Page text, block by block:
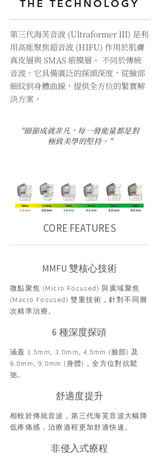
THE TECHNOLOGY
第三代海芙音波 (Ultraformer III) 是利
用高能聚焦超音波 (HIFU) 作用於肌膚
真皮層與 SMAS 筋膜層。 不同於傳統
音波，它具備廣泛的探頭深度，從臉部
細紋到身體曲線，提供全方位的緊實解
決方案。
"細節成就非凡，每一發能量都是對
極致美學的堅持。"
CORE FEATURES
MMFU 雙核心技術
微點聚焦 (Micro Focused) 與廣域聚焦
(Macro Focused) 雙重技術，針對不同層
次精準治療。
6 種深度探頭
涵蓋 1.5mm, 3.0mm, 4.5mm (臉部) 及
6.0mm, 9.0mm (身體)，全方位對抗鬆
弛。
舒適度提升
相較於傳統音波，第三代海芙音波大幅降
低疼痛感，治療過程更加舒適快速。
非侵入式療程